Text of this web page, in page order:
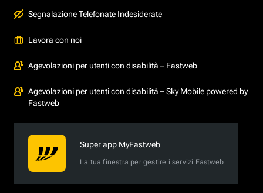
Segnalazione Telefonate Indesiderate
Lavora con noi
Agevolazioni per utenti con disabilità – Fastweb
Agevolazioni per utenti con disabilità – Sky Mobile powered by
Fastweb
Super app MyFastweb
La tua finestra per gestire i servizi Fastweb